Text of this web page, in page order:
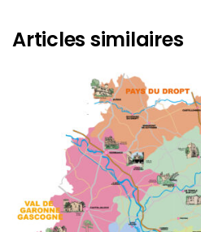
Articles similaires